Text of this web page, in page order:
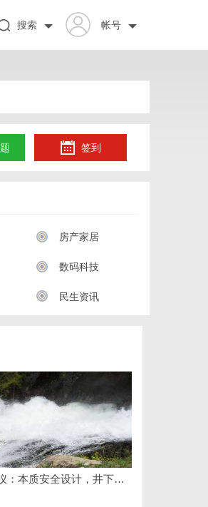
帐号
搜索
签到
房产家居
数码科技
民生资讯
矿用本安摄像仪：本质安全设计，井下高危区域放心用